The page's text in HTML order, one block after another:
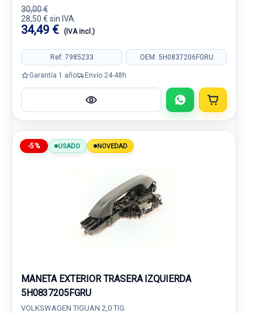
30,00 €
28,50 € sin IVA.
34,49 € (IVA incl.)
Ref: 7985233 OEM: 5H0837206FGRU
Garantía 1 año Envío 24-48h
-5% USADO NOVEDAD
MANETA EXTERIOR TRASERA IZQUIERDA
5H0837205FGRU
VOLKSWAGEN TIGUAN 2,0 TIG